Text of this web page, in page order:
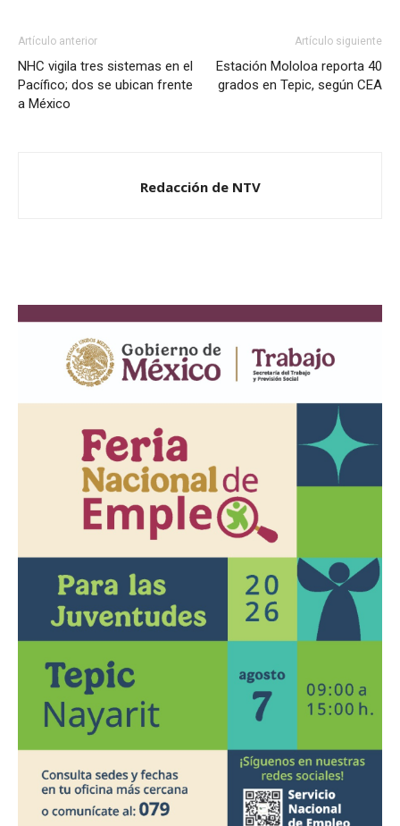
Artículo anterior
NHC vigila tres sistemas en el
Pacífico; dos se ubican frente
a México
Artículo siguiente
Estación Mololoa reporta 40
grados en Tepic, según CEA
Redacción de NTV